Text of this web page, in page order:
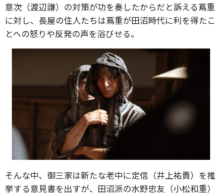
意次（渡辺謙）の対策が功を奏したからだと訴える蔦重
に対し、長屋の住人たちは蔦重が田沼時代に利を得たこ
とへの怒りや反発の声を浴びせる。
そんな中、御三家は新たな老中に定信（井上祐貴）を推
挙する意見書を出すが、田沼派の水野忠友（小松和重）